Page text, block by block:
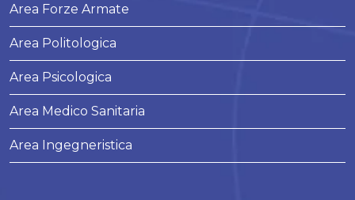
Area Forze Armate
Area Politologica
Area Psicologica
Area Medico Sanitaria
Area Ingegneristica